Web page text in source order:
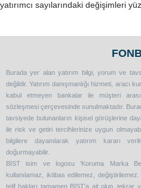
yatırımcı sayılarındaki değişimleri
Burada yer alan yatırım bilgi, yorum ve
değildir. Yatırım danışmanlığı hizmeti, aracı
kabul etmeyen bankalar ile müşteri
sözleşmesi çerçevesinde sunulmaktadır.
tavsiyede bulunanların kişisel görüşlerine
ile risk ve getiri tercihlerinize uygun
bilgilere dayanılarak yatırım kararı
doğurmayabilir.
BİST isim ve logosu 'Koruma Marka
kullanılamaz, iktibas edilemez,
telif hakları tamamen BİST'a ait olup, tekrar